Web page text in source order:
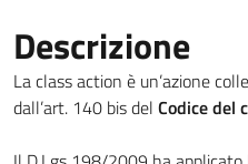
Descrizione
La class action è un’azione
dall’art. 140 bis del Codice del